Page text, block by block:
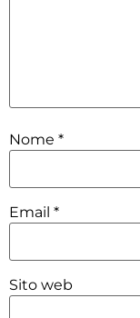
Nome *
Email *
Sito web